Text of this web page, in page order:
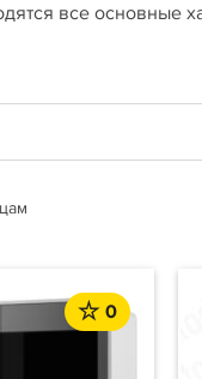
все основные
0